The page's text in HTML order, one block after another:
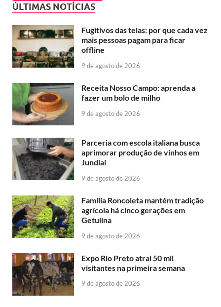
ÚLTIMAS NOTÍCIAS
Fugitivos das telas: por que cada vez
mais pessoas pagam para ficar
offline
9 de agosto de 2026
Receita Nosso Campo: aprenda a
fazer um bolo de milho
9 de agosto de 2026
Parceria com escola italiana busca
aprimorar produção de vinhos em
Jundiaí
9 de agosto de 2026
Família Roncoleta mantém tradição
agrícola há cinco gerações em
Getulina
9 de agosto de 2026
Expo Rio Preto atrai 50 mil
visitantes na primeira semana
9 de agosto de 2026